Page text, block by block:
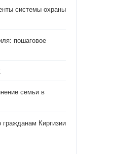
системы охраны
пошаговое
семьи в
Киргизии